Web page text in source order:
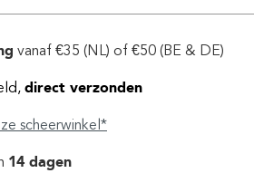
vanaf €35 (NL) of €50 (BE & DE)
direct verzonden
scheerwinkel*
14 dagen